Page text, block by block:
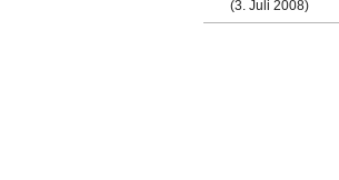
(3. Juli 2008)